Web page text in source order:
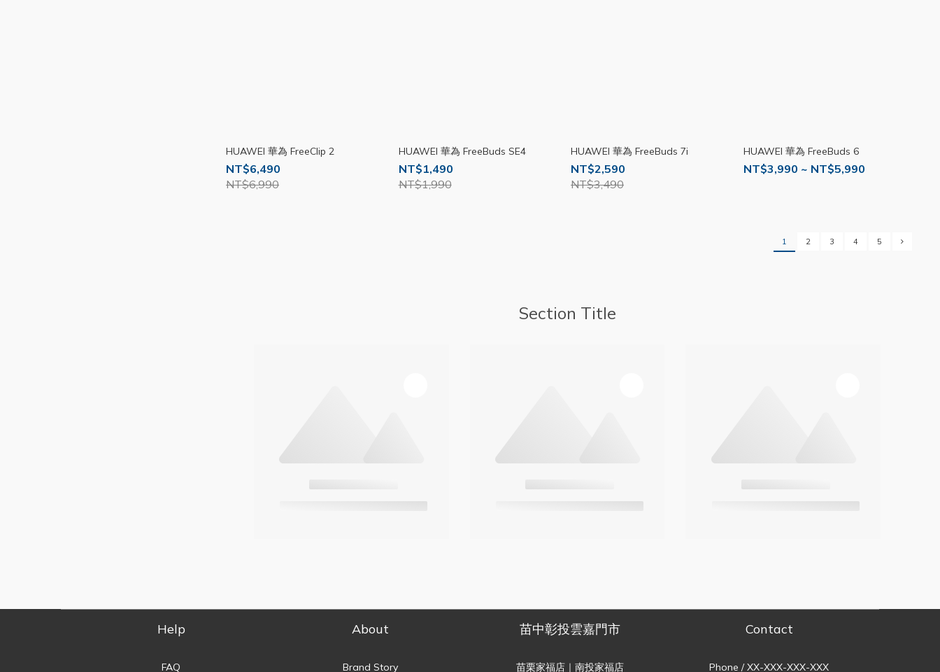
HUAWEI 華為 FreeClip 2
NT$6,490
NT$6,990
HUAWEI 華為 FreeBuds SE4
NT$1,490
NT$1,990
HUAWEI 華為 FreeBuds 7i
NT$2,590
NT$3,490
HUAWEI 華為 FreeBuds 6
NT$3,990 ~ NT$5,990
1 2 3 4 5
Section Title
Help
FAQ
About
Brand Story
苗中彰投雲嘉門市
苗栗家福店｜南投家福店
Contact
Phone / XX-XXX-XXX-XXX